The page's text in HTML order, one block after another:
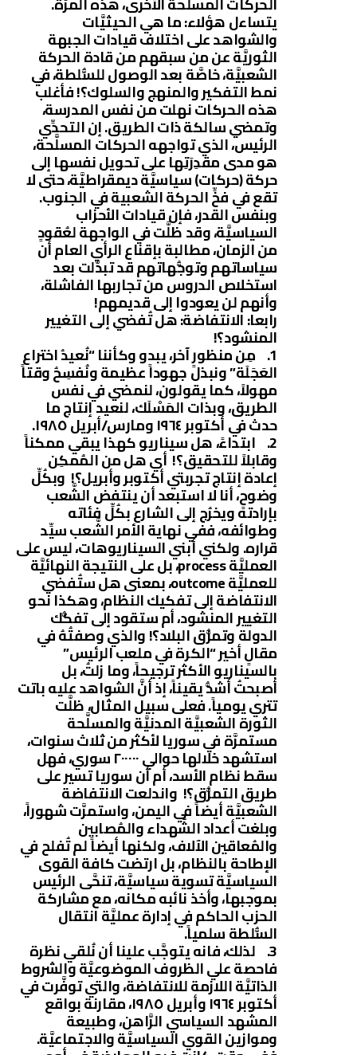
يتساءل هؤلاء: ما هي الحيثيَّات
والشواهد على اختلاف قيادات الجبهة
الثوريَّة عن من سبقهم من قادة الحركة
الشعبيَّة، خاصَّة بعد الوصول للسُّلطة، في
نمط التفكير والمنهج والسلوك؟! فأغلب
هذه الحركات نهلت من نفس المدرسة،
وتمضي سالكة ذات الطريق. إن التحدِّي
الرئيس، الذي تواجهه الحركات المسلَّحة،
هو مدى مقدِرَتِها على تحويل نفسها إلى
حركة (حركات) سياسيَّة ديمقراطيَّة، حتى لا
تقع في فخِّ الحركة الشعبية في الجنوب.
وبنفس القدر، فإن قيادات الأحزاب
السياسيَّة، وقد ظلَّت في الواجهة لعُقودٍ
من الزمان، مطالبة بإقناع الرأي العام أن
سياساتهم وتوجُّهاتهم قد تبدَّلت بعد
استخلاص الدروس من تجاربها الفاشلة،
وأنهم لن يعودوا إلى قديمهم!
رابعا: الانتفاضة: هل تُفضي إلى التغيير
المنشود؟!
1. مِن منظورٍ آخر، يبدو وكأننا “نُعيدُ اختراع
العَجَلَة” ونبذل جهوداً عظيمة ونُفسِحُ وقتاً
مهولاً، كما يقولون، لنمضي في نفس
الطريق، وبذات المَسْلَك، لنعيد إنتاج ما
حدث في أكتوبر ١٩٦٤ ومارس/أبريل ١٩٨٥.
2. ابتداءً، هل سيناريو كهذا يبقي ممكناً
وقابلاً للتحقيق؟! أي هل من المُمكِن
إعادة إنتاج تجربتي أكتوبر وأبريل؟! وبكُلِّ
وضوحٍ، أنا لا استبعد أن ينتفض الشَّعب
بإرادته ويخرُج إلى الشارع بكُلِّ فئاته
وطوائفه، ففي نهاية الأمر الشَّعب سيِّد
قراره. ولكني أبني السيناريوهات، ليس على
العمليَّة process، بل على النتيجة النهائيَّة
للعمليَّة outcome، بمعنى هل ستُفضي
الانتفاضة إلى تفكيك النظام، وهكذا نحو
التغيير المنشود، أم ستقود إلى تفكُّك
الدولة وتمزُّق البلاد؟! والذي وصفتُهُ في
مقالٍ أخير “الكرة في ملعب الرئيس”
بالسيناريو الأكثر ترجيحاً، وما زلتُ، بل
أصبحتُ أشدُّ يقيناً، إذ أنَّ الشواهد عليه باتت
تتري يومياً. فعلى سبيل المثال، ظلَّت
الثورة الشعبيَّة المدنيَّة والمسلَّحة
مستمرَّة في سوريا لأكثر من ثلاث سنوات،
استشهد خلالها حوالي ٢٠٠٠٠٠ سوري، فهل
سقط نظام الأسد، أم أن سوريا تسير على
طريق التمزُّق؟! واندلعت الانتفاضة
الشعبيَّة أيضاً في اليمن، واستمرَّت شهوراً،
وبلغت أعداد الشُهداء والمُصابين
والمُعاقين الآلاف، ولكنها أيضاً لم تُفلح في
الإطاحة بالنظام، بل ارتضت كافة القوى
السياسيَّة تسوية سياسيَّة، تنحَّى الرئيس
بموجبها، وأخذ نائبه مكانه، مع مشاركة
الحزب الحاكم في إدارة عمليَّة انتقال
السُّلطة سلمياً.
3. لذلك، فانه يتوجَّب علينا أن نُلقي نظرة
فاحصة علي الظروف الموضوعيَّة والشروط
الذاتيَّة اللازمة للانتفاضة، والتي توفَّرت في
أكتوبر ١٩٦٤ وأبريل ١٩٨٥، مقارنة بواقع
المشهد السياسي الرَّاهن، وطبيعة
وموازين القوي السياسيَّة والاجتماعيَّة.